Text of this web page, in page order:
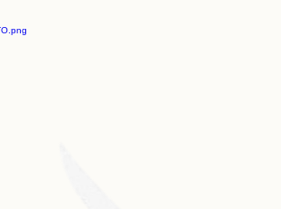
de Franuli "De la